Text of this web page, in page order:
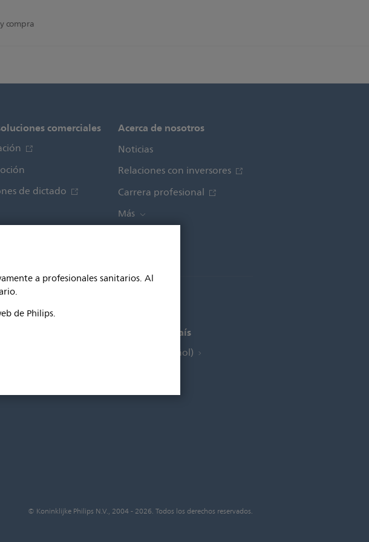
a profesionales sanitarios. Al
de Philips.
compra​
comerciales
de dictado
Acerca de nosotros
Noticias
Relaciones con inversores
Carrera profesional
Más
Seleccionar país
España (Español)
© Koninklijke Philips N.V., 2004 - 2026. Todos los derechos reservados.